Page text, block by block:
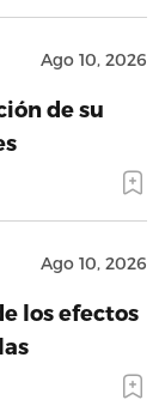
Ago 10, 2026
de su
Ago 10, 2026
los efectos